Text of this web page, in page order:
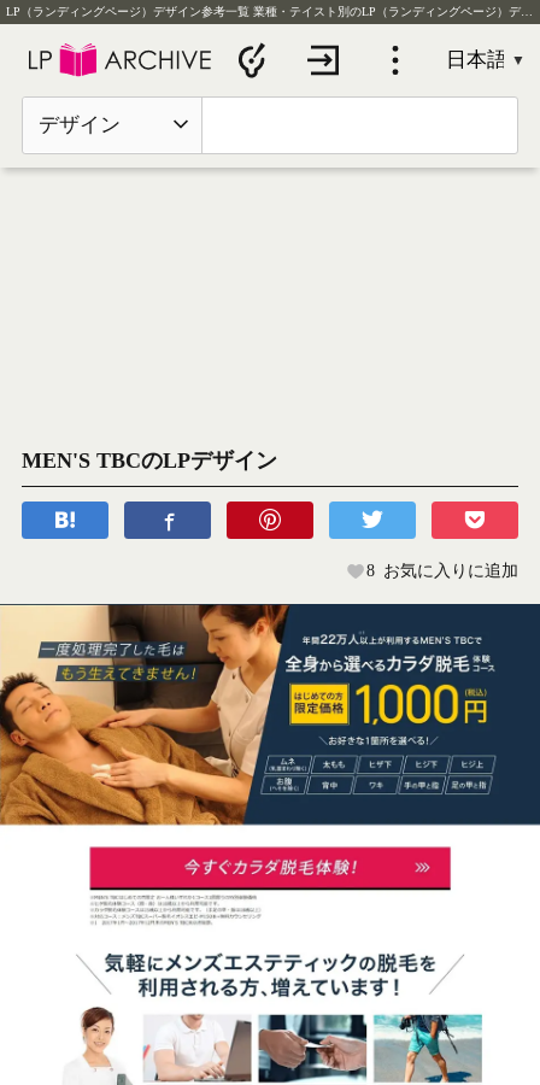
LP（ランディングページ）デザイン参考一覧 業種・テイスト別のLP（ランディングページ）デザイン実例を毎日更新
デザイン
MEN'S TBCのLPデザイン
8 お気に入りに追加